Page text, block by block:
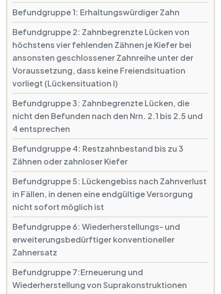
Befundgruppe 1: Erhaltungswürdiger Zahn
Befundgruppe 2: Zahnbegrenzte Lücken von
höchstens vier fehlenden Zähnen je Kiefer bei
ansonsten geschlossener Zahnreihe unter der
Voraussetzung, dass keine Freiendsituation
vorliegt (Lückensituation I)
Befundgruppe 3: Zahnbegrenzte Lücken, die
nicht den Befunden nach den Nrn. 2.1 bis 2.5 und
4 entsprechen
Befundgruppe 4: Restzahnbestand bis zu 3
Zähnen oder zahnloser Kiefer
Befundgruppe 5: Lückengebiss nach Zahnverlust
in Fällen, in denen eine endgültige Versorgung
nicht sofort möglich ist
Befundgruppe 6: Wiederherstellungs- und
erweiterungsbedürftiger konventioneller
Zahnersatz
Befundgruppe 7:Erneuerung und
Wiederherstellung von Suprakonstruktionen